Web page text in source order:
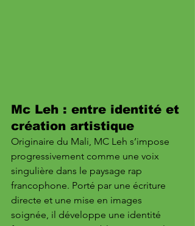
Mc Leh : entre identité et
création artistique
Originaire du Mali, MC Leh s’impose
progressivement comme une voix
singulière dans le paysage rap
francophone. Porté par une écriture
directe et une mise en images
soignée, il développe une identité